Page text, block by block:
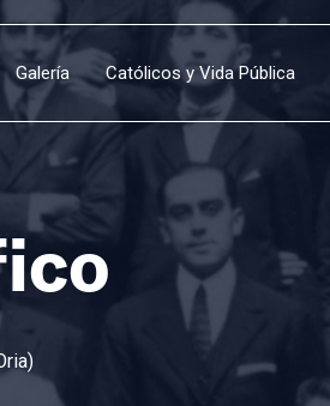
Galería Católicos y Vida Pública